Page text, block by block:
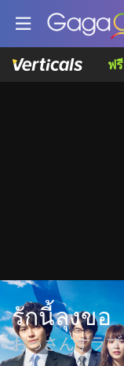
ฟรี
รักนี้ลุงขอ
おっさんずラブ